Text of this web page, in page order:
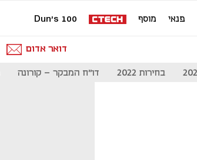
פנאי מוסף Dun's 100
דואר אדום
בחירות 2022 דו"ח המבקר - קורונה